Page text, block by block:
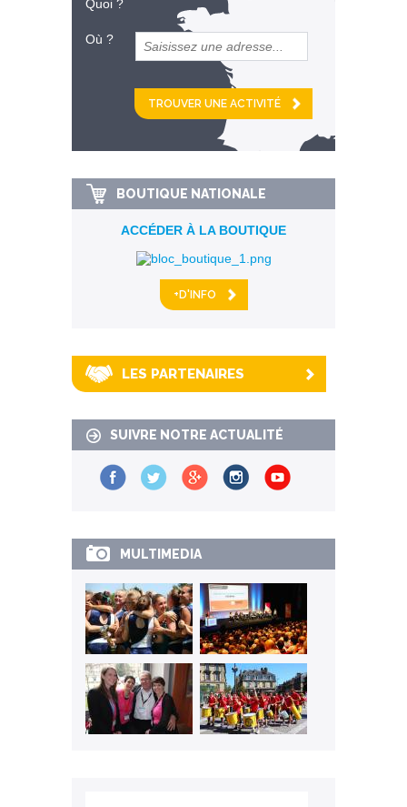
Quoi ?
Où ?
et
km alentour
BOUTIQUE NATIONALE
ACCÉDER À LA BOUTIQUE
+D'INFO
LES PARTENAIRES
SUIVRE NOTRE ACTUALITÉ
MULTIMEDIA